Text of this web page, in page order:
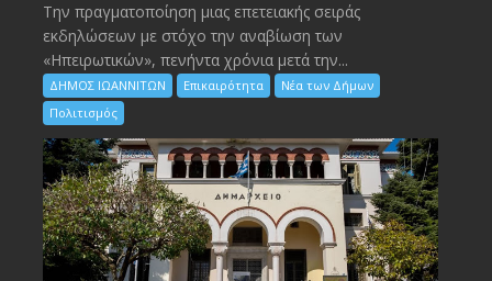
Την πραγματοποίηση μιας επετειακής σειράς
εκδηλώσεων με στόχο την αναβίωση των
«Ηπειρωτικών», πενήντα χρόνια μετά την...
ΔΗΜΟΣ ΙΩΑΝΝΙΤΩΝ Επικαιρότητα
Νέα των Δήμων
Πολιτισμός